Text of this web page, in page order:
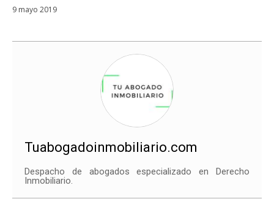
9 mayo 2019
Tuabogadoinmobiliario.com
Despacho de abogados especializado en Derecho
Inmobiliario.